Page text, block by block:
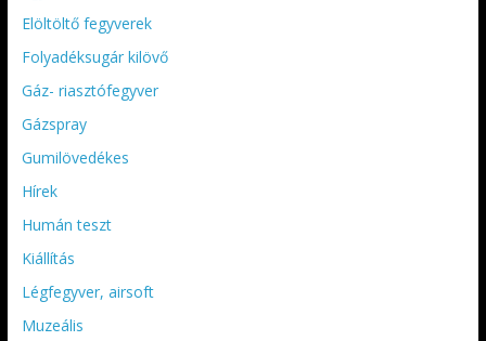
Elöltöltő fegyverek
Folyadéksugár kilövő
Gáz- riasztófegyver
Gázspray
Gumilövedékes
Hírek
Humán teszt
Kiállítás
Légfegyver, airsoft
Muzeális